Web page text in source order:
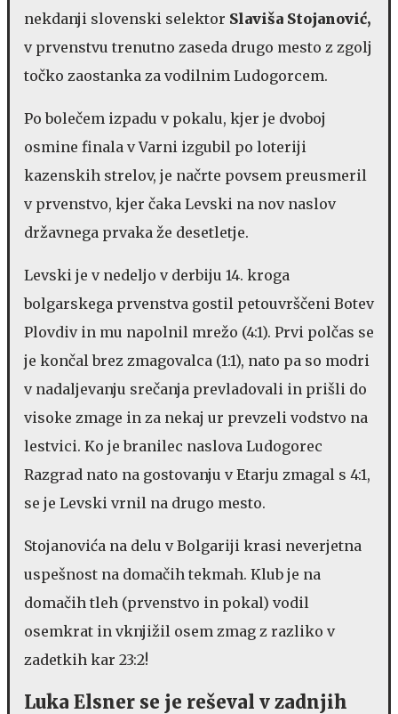
nekdanji slovenski selektor Slaviša Stojanović,
v prvenstvu trenutno zaseda drugo mesto z zgolj
točko zaostanka za vodilnim Ludogorcem.
Po bolečem izpadu v pokalu, kjer je dvoboj
osmine finala v Varni izgubil po loteriji
kazenskih strelov, je načrte povsem preusmeril
v prvenstvo, kjer čaka Levski na nov naslov
državnega prvaka že desetletje.
Levski je v nedeljo v derbiju 14. kroga
bolgarskega prvenstva gostil petouvrščeni Botev
Plovdiv in mu napolnil mrežo (4:1). Prvi polčas se
je končal brez zmagovalca (1:1), nato pa so modri
v nadaljevanju srečanja prevladovali in prišli do
visoke zmage in za nekaj ur prevzeli vodstvo na
lestvici. Ko je branilec naslova Ludogorec
Razgrad nato na gostovanju v Etarju zmagal s 4:1,
se je Levski vrnil na drugo mesto.
Stojanovića na delu v Bolgariji krasi neverjetna
uspešnost na domačih tekmah. Klub je na
domačih tleh (prvenstvo in pokal) vodil
osemkrat in vknjižil osem zmag z razliko v
zadetkih kar 23:2!
Luka Elsner se je reševal v zadnjih